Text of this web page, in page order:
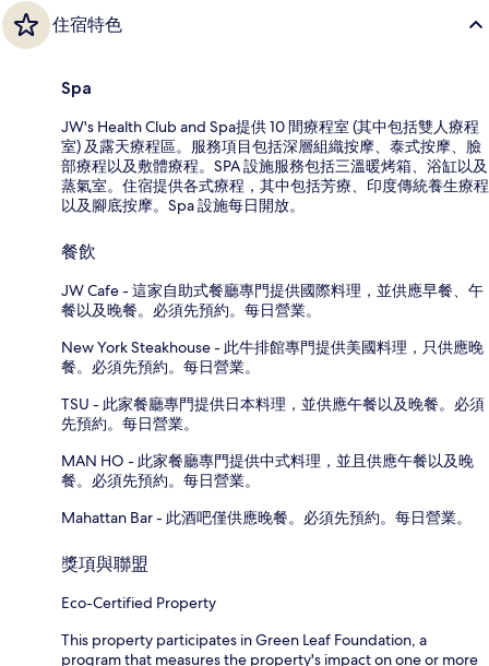
住宿特色
Spa
JW's Health Club and Spa提供 10 間療程室 (其中包括雙人療程
室) 及露天療程區。服務項目包括深層組織按摩、泰式按摩、臉
部療程以及敷體療程。SPA 設施服務包括三溫暖烤箱、浴缸以及
蒸氣室。住宿提供各式療程，其中包括芳療、印度傳統養生療程
以及腳底按摩。Spa 設施每日開放。
餐飲
JW Cafe - 這家自助式餐廳專門提供國際料理，並供應早餐、午
餐以及晚餐。必須先預約。每日營業。
New York Steakhouse - 此牛排館專門提供美國料理，只供應晚
餐。必須先預約。每日營業。
TSU - 此家餐廳專門提供日本料理，並供應午餐以及晚餐。必須
先預約。每日營業。
MAN HO - 此家餐廳專門提供中式料理，並且供應午餐以及晚
餐。必須先預約。每日營業。
Mahattan Bar - 此酒吧僅供應晚餐。必須先預約。每日營業。
獎項與聯盟
Eco-Certified Property
This property participates in Green Leaf Foundation, a
program that measures the property's impact on one or more